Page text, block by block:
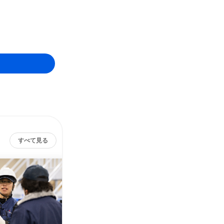
すべて見る